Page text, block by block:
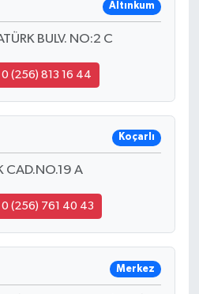
Altınkum
BULV. NO:2 C
0 (256) 813 16 44
Koçarlı
CAD.NO.19 A
0 (256) 761 40 43
Merkez